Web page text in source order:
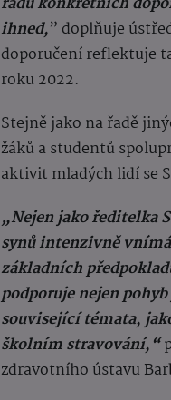
ihned,” doplňuje
doporučení reflektuje
roku 2022.
Stejně jako na řadě
žáků a studentů
aktivit mladých lidí se
„Nejen jako ředitelka
synů intenzivně
základních
podporuje nejen
související témata,
školním stravování,“
zdravotního ústavu